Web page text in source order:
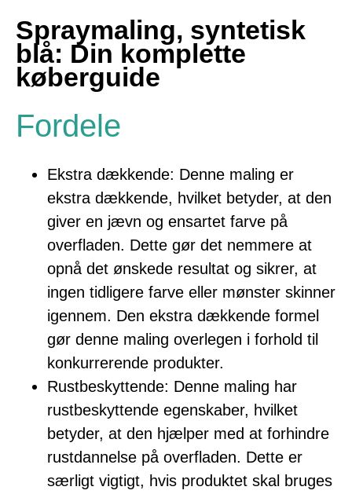
Spraymaling, syntetisk
blå: Din komplette
køberguide
Fordele
Ekstra dækkende: Denne maling er
ekstra dækkende, hvilket betyder, at den
giver en jævn og ensartet farve på
overfladen. Dette gør det nemmere at
opnå det ønskede resultat og sikrer, at
ingen tidligere farve eller mønster skinner
igennem. Den ekstra dækkende formel
gør denne maling overlegen i forhold til
konkurrerende produkter.
Rustbeskyttende: Denne maling har
rustbeskyttende egenskaber, hvilket
betyder, at den hjælper med at forhindre
rustdannelse på overfladen. Dette er
særligt vigtigt, hvis produktet skal bruges